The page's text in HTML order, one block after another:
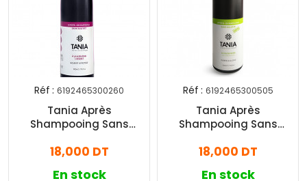
Réf : 6192465300260
Tania Après
Shampooing Sans
ml
18,000 DT
En stock
Réf : 6192465300505
Tania Après
Shampooing Sans
ml
18,000 DT
En stock